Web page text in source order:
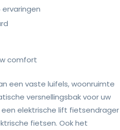
comfort
een vaste luifels, woonruimte
versnellingsbak voor uw
elektrische lift fietsendrager
fietsen. Ook het